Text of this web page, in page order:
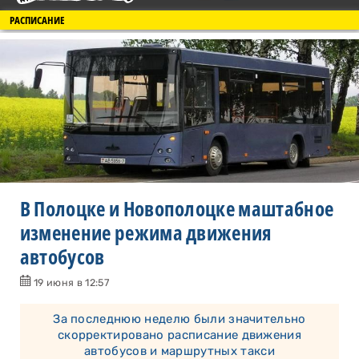
РАСПИСАНИЕ
В Полоцке и Новополоцке маштабное
изменение режима движения
автобусов
19 июня в 12:57
За последнюю неделю были значительно
скорректировано расписание движения
автобусов и маршрутных такси